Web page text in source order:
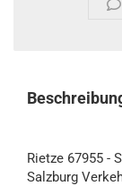
Rietze 67955 -
Salzburg